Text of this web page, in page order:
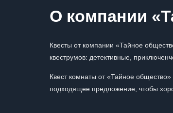
О компании
Квесты от компании «Тайное
квеструмов: детективные,
Квест комнаты от «Тайное
подходящее предложение, чтобы